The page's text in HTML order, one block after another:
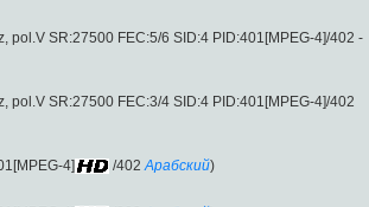
pol.V SR:27500 FEC:5/6 SID:4 PID:401[MPEG-4]/402 -
pol.V SR:27500 FEC:3/4 SID:4 PID:401[MPEG-4]/402
4] /402 Арабский)